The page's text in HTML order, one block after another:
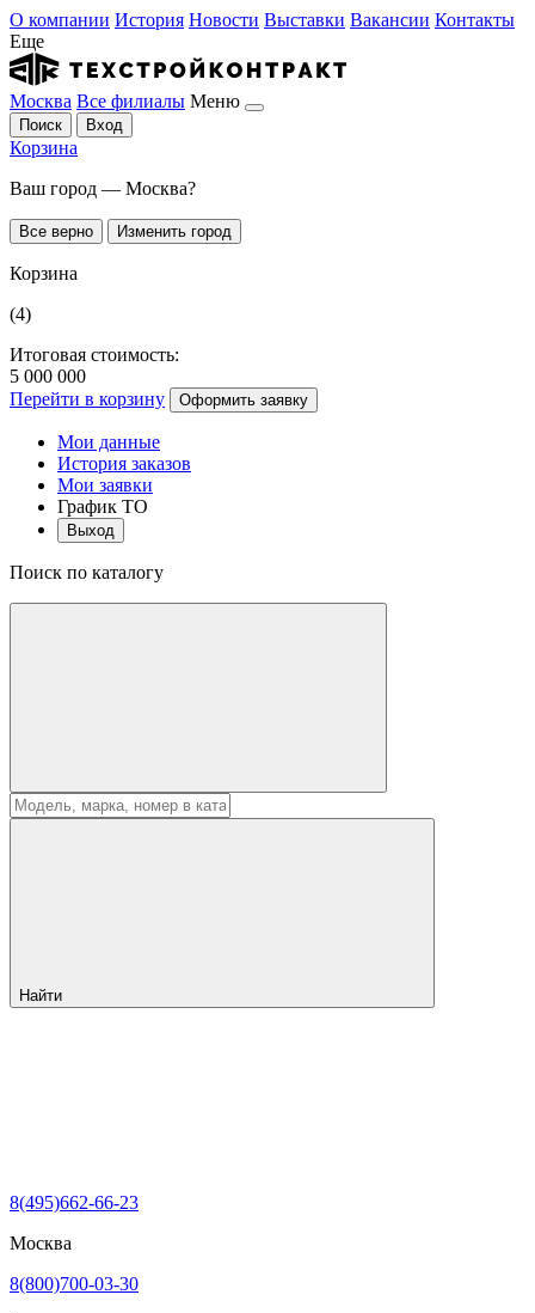
О компании История Новости Выставки Вакансии Контакты
Еще
Москва Все филиалы Меню
Поиск Вход
Корзина
Ваш город — Москва?
Все верно Изменить город
Корзина
(4)
Итоговая стоимость:
5 000 000
Перейти в корзину
Оформить заявку
Мои данные
История заказов
Мои заявки
График ТО
Выход
Поиск по каталогу
Найти
8(495)662-66-23
Москва
8(800)700-03-30